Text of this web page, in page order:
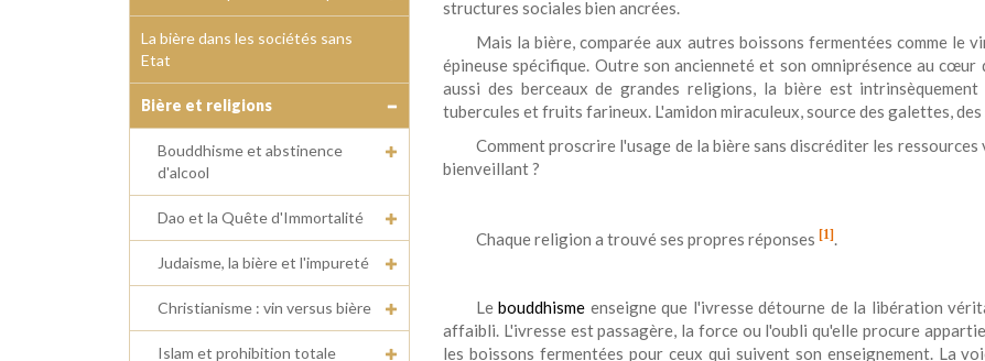
structures sociales bien ancrées.
Mais la bière, comparée aux autres boissons fermentées comme le
épineuse spécifique. Outre son ancienneté et son omniprésence au
aussi des berceaux de grandes religions, la bière est
tubercules et fruits farineux. L'amidon miraculeux, source des galettes, des
Comment proscrire l'usage de la bière sans discréditer les
bienveillant ?
Chaque religion a trouvé ses propres réponses [1].
Lebouddhisme enseigne que l'ivresse détourne de la libération
affaibli. L'ivresse est passagère, la force ou l'oubli qu'elle procure
les boissons fermentées pour ceux qui suivent son enseignement. La
La bière dans les sociétés sans
Etat
Bière et religions
Bouddhisme et abstinence
d'alcool
Dao et la Quête d'Immortalité
Judaisme, la bière et l'impureté
Christianisme : vin versus bière
Islam et prohibition totale